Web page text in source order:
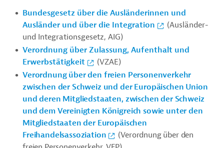
Bundesgesetz über die Ausländerinnen und
Ausländer und über die Integration
(Ausländer-
und Integrationsgesetz, AIG)
Verordnung über Zulassung, Aufenthalt und
Erwerbstätigkeit
(VZAE)
Verordnung über den freien Personenverkehr
zwischen der Schweiz und der Europäischen Union
und deren Mitgliedstaaten, zwischen der Schweiz
und dem Vereinigten Königreich sowie unter den
Mitgliedstaaten der Europäischen
Freihandelsassoziation
(Verordnung über den